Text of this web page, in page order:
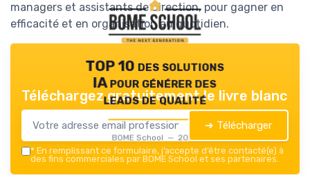
managers et assistants de direction, pour gagner en
efficacité et en organisation au quotidien.
TOP 10 des solutions
IA pour générer des
leads de qualité
BOME School — 2026
Téléchargez gratuitement le livre blanc
➔ Télécharger
* En remplissant ce formulaire, j’accepte d’être contacté(e) à
des fins commerciales par BOME School et ses partenaires.